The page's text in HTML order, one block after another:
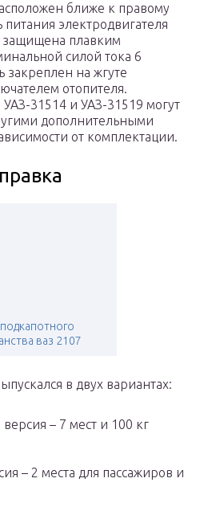
ближе к правому
электродвигателя
защищена плавким
силой тока 6
на жгуте
отопителя.
31514 и УАЗ-31519 могут
дополнительными
от комплектации.
ваз 2107
в двух вариантах:
версия – 7 мест и 100 кг
– 2 места для пассажиров и